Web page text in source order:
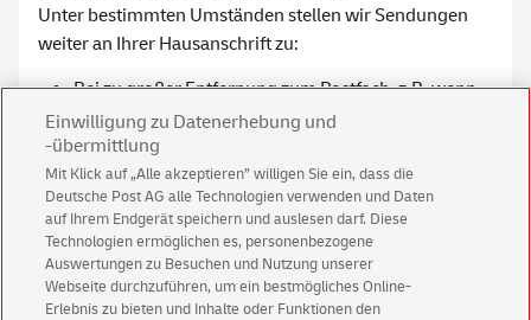
Unter bestimmten Umständen stellen wir Sendungen
weiter an Ihrer Hausanschrift zu:
Bei zu großer Entfernung zum Postfach, z.B. wenn
es sich um unterschiedliche
Orte/Ortsteile/Stadtteile/Postleitzahlen handelt.
Betriebliche Gründe, die eine taggleiche Zustellung
verhindern
Bitte stellen Sie sicher, dass Ihr Name weiterhin
gut sichtbar am Briefkasten steht.
Einwilligung zu Datenerhebung und
-übermittlung
Mit Klick auf „Alle akzeptieren” willigen Sie ein, dass die
Deutsche Post AG alle Technologien verwenden und Daten
auf Ihrem Endgerät speichern und auslesen darf. Diese
Technologien ermöglichen es, personenbezogene
Auswertungen zu Besuchen und Nutzung unserer
Webseite durchzuführen, um ein bestmögliches Online-
Erlebnis zu bieten und Inhalte oder Funktionen den